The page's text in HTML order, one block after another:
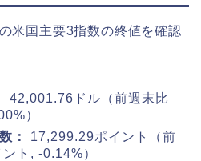
米国主要3指数の終値を確認
42,001.76ドル（前週末比
）
：
17,299.29ポイント（前
ト, -0.14%）